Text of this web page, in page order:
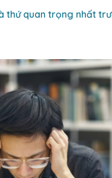
thứ quan trọng nhất